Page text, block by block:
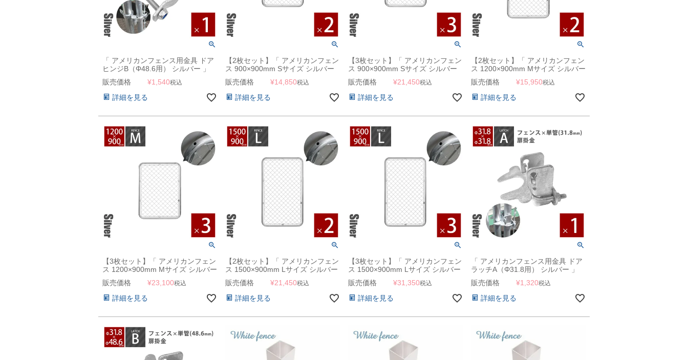
「 アメリカンフェンス用金具 ドア
ヒンジB（Φ48.6用） シルバー 」
販売価格
¥1,540税込
詳細を見る
【2枚セット】「 アメリカンフェン
ス 900×900mm Sサイズ シルバー
2枚セット 」
販売価格 ¥14,850税込
詳細を見る
【3枚セット】「 アメリカンフェン
ス 900×900mm Sサイズ シルバー
3枚セット 」
販売価格 ¥21,450税込
詳細を見る
【2枚セット】「 アメリカンフェン
ス 1200×900mm Mサイズ シルバー
2枚セット 」
販売価格 ¥15,950税込
詳細を見る
【3枚セット】「 アメリカンフェン
ス 1200×900mm Mサイズ シルバー
3枚セット 」
販売価格 ¥23,100税込
詳細を見る
【2枚セット】「 アメリカンフェン
ス 1500×900mm Lサイズ シルバー
2枚セット 」
販売価格 ¥21,450税込
詳細を見る
【3枚セット】「 アメリカンフェン
ス 1500×900mm Lサイズ シルバー
3枚セット 」
販売価格 ¥31,350税込
詳細を見る
「 アメリカンフェンス用金具 ドア
ラッチA（Φ31.8用） シルバー 」
【南京錠・錠前ロック可能】
販売価格 ¥1,320税込
詳細を見る